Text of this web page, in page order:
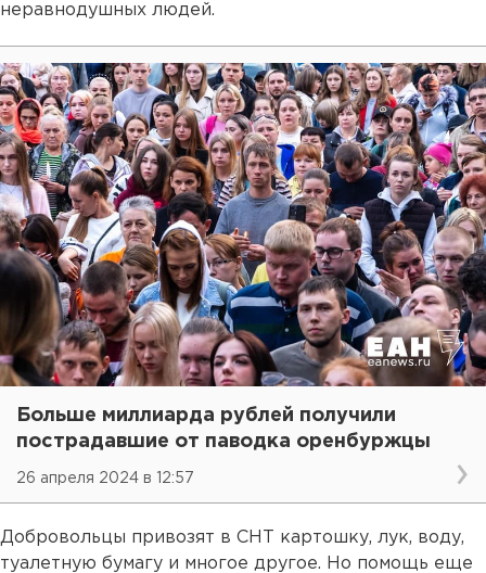
неравнодушных людей.
Больше миллиарда рублей получили
пострадавшие от паводка оренбуржцы
26 апреля 2024 в 12:57
Добровольцы привозят в СНТ картошку, лук, воду,
туалетную бумагу и многое другое. Но помощь еще